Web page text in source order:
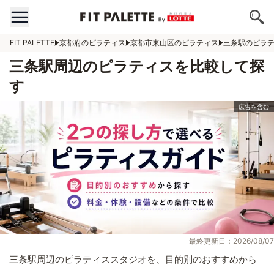
FIT PALETTE 京都府のピラティス 京都市東山区のピラティス 三条駅のピラ
三条駅周辺のピラティスを比較して探
す
最終更新日：2026/08/07
三条駅周辺のピラティススタジオを、目的別のおすすめから